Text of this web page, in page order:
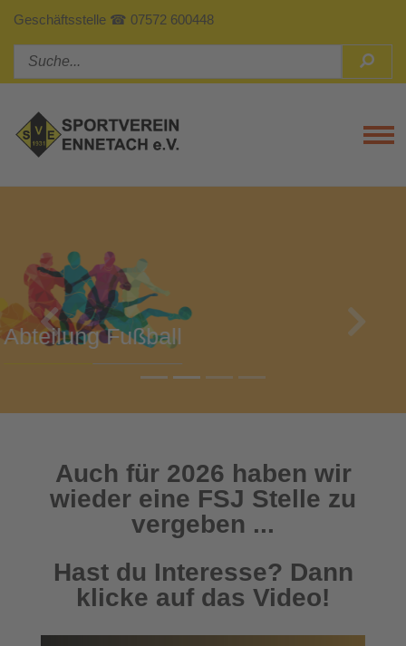
Geschäftsstelle ☎ 07572 600448
Abteilung Turnen
Previous
Auch für 2026 haben wir
wieder eine FSJ Stelle zu
vergeben ...
Hast du Interesse? Dann
klicke auf das Video!